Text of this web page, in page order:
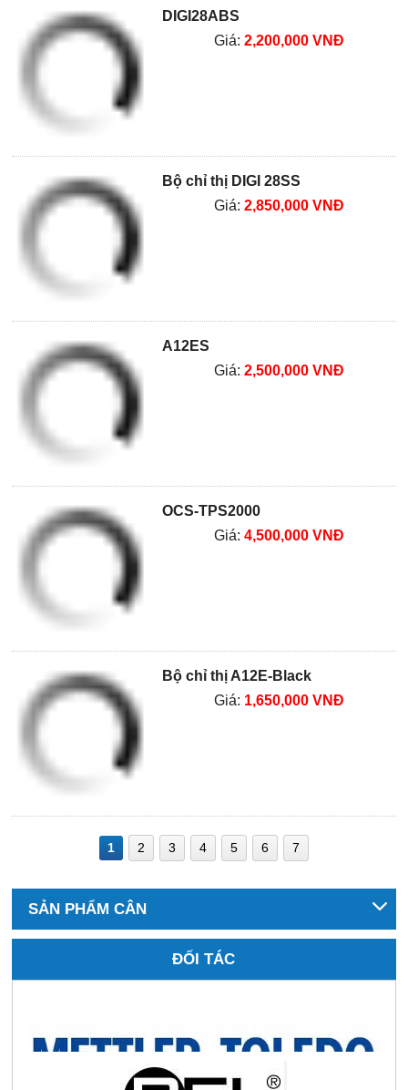
DIGI28ABS
Giá: 2,200,000 VNĐ
Bộ chỉ thị DIGI 28SS
Giá: 2,850,000 VNĐ
A12ES
Giá: 2,500,000 VNĐ
OCS-TPS2000
Giá: 4,500,000 VNĐ
Bộ chỉ thị A12E-Black
Giá: 1,650,000 VNĐ
1 2 3 4 5 6 7
SẢN PHẨM CÂN
ĐỐI TÁC